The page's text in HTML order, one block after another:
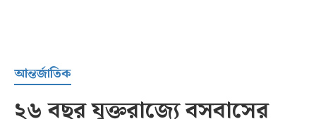
সর্বশেষ
আন্তর্জাতিক
২৬ বছর যুক্তরাজ্যে বসবাসের